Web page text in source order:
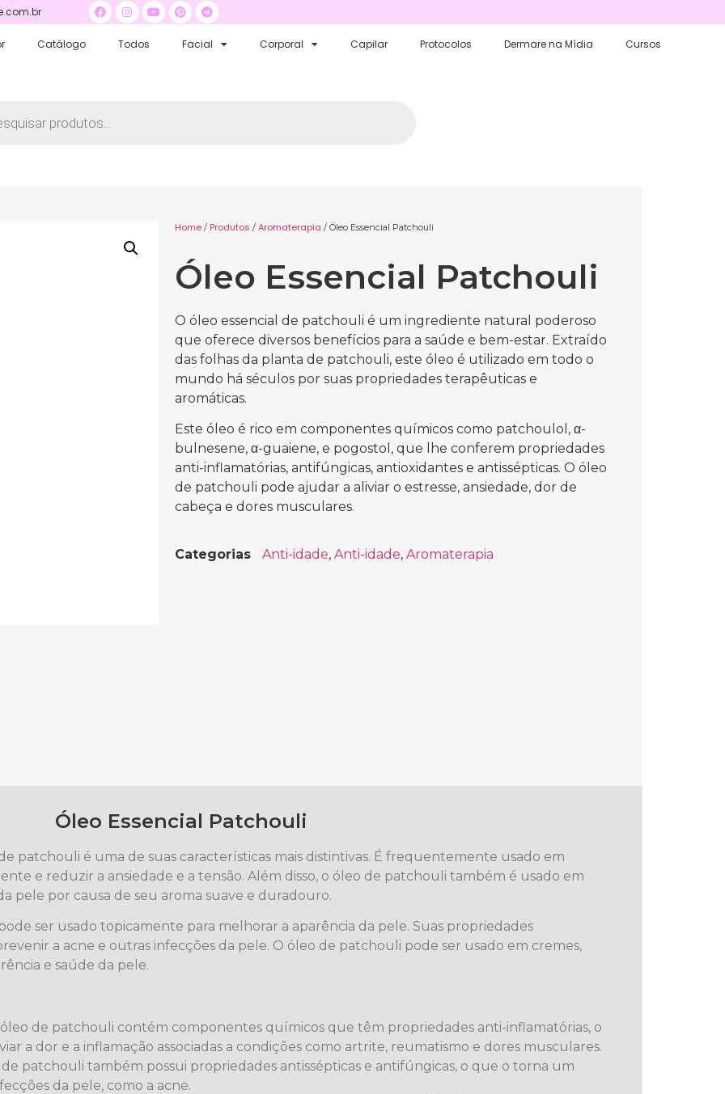
Catálogo Todos Facial Corporal Capilar Protocolos Dermare na Mídia Cursos
Home/ Produtos / Aromaterapia / Óleo Essencial Patchouli
Óleo Essencial Patchouli
O óleo essencial de patchouli é um ingrediente natural poderoso
que oferece diversos benefícios para a saúde e bem-estar. Extraído
das folhas da planta de patchouli, este óleo é utilizado em todo o
mundo há séculos por suas propriedades terapêuticas e
aromáticas.
Este óleo é rico em componentes químicos como patchoulol, α-
bulnesene, α-guaiene, e pogostol, que lhe conferem propriedades
anti-inflamatórias, antifúngicas, antioxidantes e antissépticas. O óleo
de patchouli pode ajudar a aliviar o estresse, ansiedade, dor de
cabeça e dores musculares.
Categorias Anti-idade, Anti-idade, Aromaterapia
Óleo Essencial Patchouli
patchouli é uma de suas características mais distintivas. É frequentemente usado em
e reduzir a ansiedade e a tensão. Além disso, o óleo de patchouli também é usado em
pele por causa de seu aroma suave e duradouro.
ser usado topicamente para melhorar a aparência da pele. Suas propriedades
a acne e outras infecções da pele. O óleo de patchouli pode ser usado em cremes,
e saúde da pele.
de patchouli contém componentes químicos que têm propriedades anti-inflamatórias, o
a dor e a inflamação associadas a condições como artrite, reumatismo e dores musculares.
patchouli também possui propriedades antissépticas e antifúngicas, o que o torna um
da pele, como a acne.